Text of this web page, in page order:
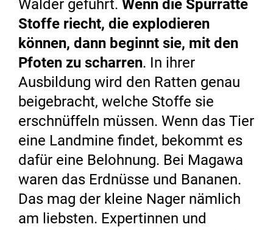
Wälder geführt. Wenn die Spürratte
Stoffe riecht, die explodieren
können, dann beginnt sie, mit den
Pfoten zu scharren. In ihrer
Ausbildung wird den Ratten genau
beigebracht, welche Stoffe sie
erschnüffeln müssen. Wenn das Tier
eine Landmine findet, bekommt es
dafür eine Belohnung. Bei Magawa
waren das Erdnüsse und Bananen.
Das mag der kleine Nager nämlich
am liebsten. Expertinnen und